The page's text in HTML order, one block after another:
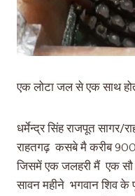
एक लोटा जल से एक साथ
धर्मेन्द्र सिंह राजपूत
राहतगढ़ कसबे मै करीब 900
जिसमें एक जलहरी मैं एक सौ
सावन महीने भगवान शिव के